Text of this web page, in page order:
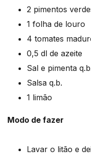
2 pimentos
1 folha de louro
4 tomates
0,5 dl de azeite
Sal e pimenta
Salsa q.b.
1 limão
Modo de fazer
Lavar o litão e